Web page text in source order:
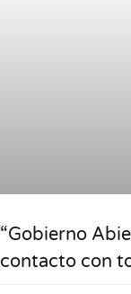
“Gobierno
contacto con